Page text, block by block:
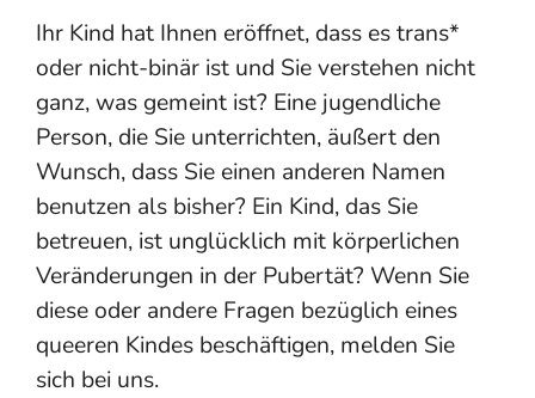
Ihr Kind hat Ihnen eröffnet, dass es trans*
oder nicht-binär ist und Sie verstehen nicht
ganz, was gemeint ist? Eine jugendliche
Person, die Sie unterrichten, äußert den
Wunsch, dass Sie einen anderen Namen
benutzen als bisher? Ein Kind, das Sie
betreuen, ist unglücklich mit körperlichen
Veränderungen in der Pubertät? Wenn Sie
diese oder andere Fragen bezüglich eines
queeren Kindes beschäftigen, melden Sie
sich bei uns.